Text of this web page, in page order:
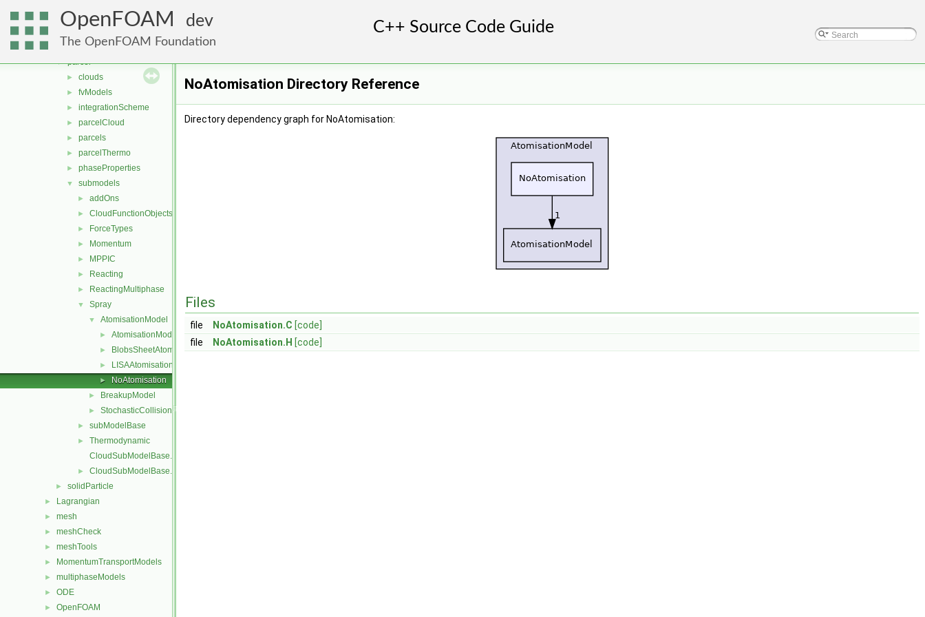
OpenFOAM dev
The OpenFOAM Foundation
► DSMC
functionObjects
molecularDynamics
▼ parcel
► clouds
► fvModels
► integrationScheme
► parcelCloud
► parcels
► parcelThermo
► phaseProperties
▼ submodels
► addOns
► CloudFunctionObjects
► ForceTypes
► Momentum
► MPPIC
► Reacting
► ReactingMultiphase
▼ Spray
▼ AtomisationModel
► AtomisationModel
► BlobsSheetAtomisation
► LISAAtomisation
► NoAtomisation
► BreakupModel
► StochasticCollision
► subModelBase
►
Thermodynamic
CloudSubModelBase.C
► CloudSubModelBase.H
► solidParticle
► Lagrangian
► mesh
► meshCheck
► meshTools
► MomentumTransportModels
► multiphaseModels
► ODE
► OpenFOAM
NoAtomisation Directory Reference
Directory dependency graph for NoAtomisation:
Files
file NoAtomisation.C [code]
file
NoAtomisation.H [code]